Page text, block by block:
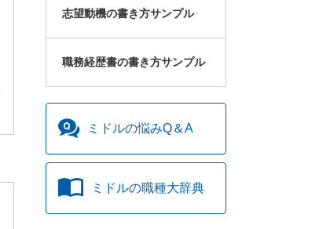
志望動機の書き方サンプル
職務経歴書の書き方サンプル
ミドルの悩みQ＆A
ミドルの職種大辞典